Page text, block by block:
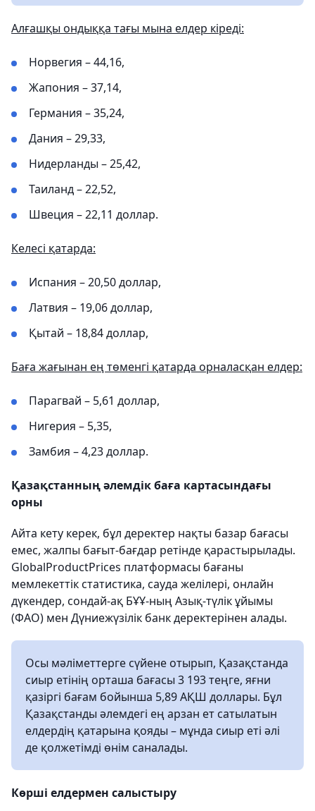
Алғашқы ондыққа тағы мына елдер кіреді:
Норвегия – 44,16,
Жапония – 37,14,
Германия – 35,24,
Дания – 29,33,
Нидерланды – 25,42,
Таиланд – 22,52,
Швеция – 22,11 доллар.
Келесі қатарда:
Испания – 20,50 доллар,
Латвия – 19,06 доллар,
Қытай – 18,84 доллар,
Баға жағынан ең төменгі қатарда орналасқан елдер:
Парагвай – 5,61 доллар,
Нигерия – 5,35,
Замбия – 4,23 доллар.
Қазақстанның әлемдік баға картасындағы
орны
Айта кету керек, бұл деректер нақты базар бағасы
емес, жалпы бағыт-бағдар ретінде қарастырылады.
GlobalProductPrices платформасы бағаны
мемлекеттік статистика, сауда желілері, онлайн
дүкендер, сондай-ақ БҰҰ-ның Азық-түлік ұйымы
(ФАО) мен Дүниежүзілік банк деректерінен алады.
Осы мәліметтерге сүйене отырып, Қазақстанда
сиыр етінің орташа бағасы 3 193 теңге, яғни
қазіргі бағам бойынша 5,89 АҚШ доллары. Бұл
Қазақстанды әлемдегі ең арзан ет сатылатын
елдердің қатарына қояды – мұнда сиыр еті әлі
де қолжетімді өнім саналады.
Көрші елдермен салыстыру